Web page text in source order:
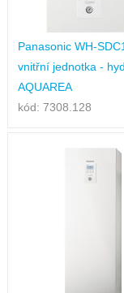
Panasonic WH-
vnitřní jednotka -
AQUAREA
kód: 7308.128